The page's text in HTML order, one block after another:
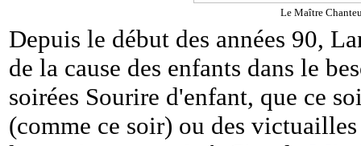
Le Maître
Depuis le début des années 90,
de la cause des enfants dans le
soirées Sourire d'enfant, que ce
(comme ce soir) ou des